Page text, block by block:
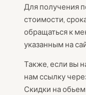
Для получения
стоимости,
обращаться к
указанным на
Также, если вы
нам ссылку
Скидки на